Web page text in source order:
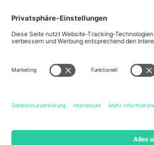
Mexico
Av Chapultepec 360, Roma
Norte, Cuauhtémoc, 06700
Ciudad de México, CDMX,
Mexico
Die juristische Person des
Informationen finden Sie auf